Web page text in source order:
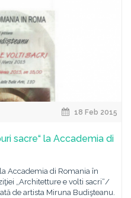
18 Feb 2015
sacre“ la Accademia di
Accademia di Romania în
„Architetture e volti sacri“/
de artista Miruna Budişteanu.